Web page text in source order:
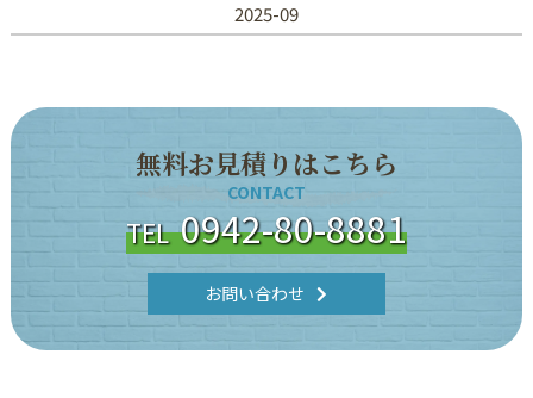
2025-09
無料お見積り はこち ら
CONTACT
TEL 0942-80-8881
お問い合わせ